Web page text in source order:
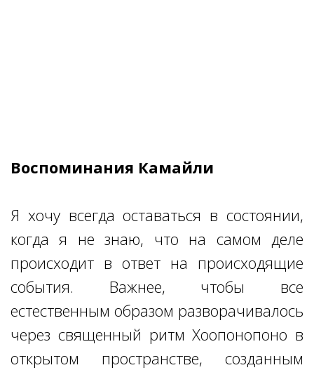
Воспоминания Камайли
Я хочу всегда оставаться в состоянии,
когда я не знаю, что на самом деле
происходит в ответ на происходящие
события. Важнее, чтобы все
естественным образом разворачивалось
через священный ритм Хоопонопоно в
открытом пространстве, созданным